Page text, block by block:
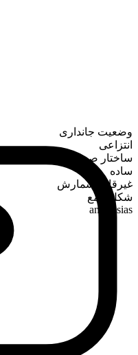
وضعیت جانداری
انتزاعی
ساختار صرفی
ساده
غیرقابل شمارش
شکل جمع
ambrosias